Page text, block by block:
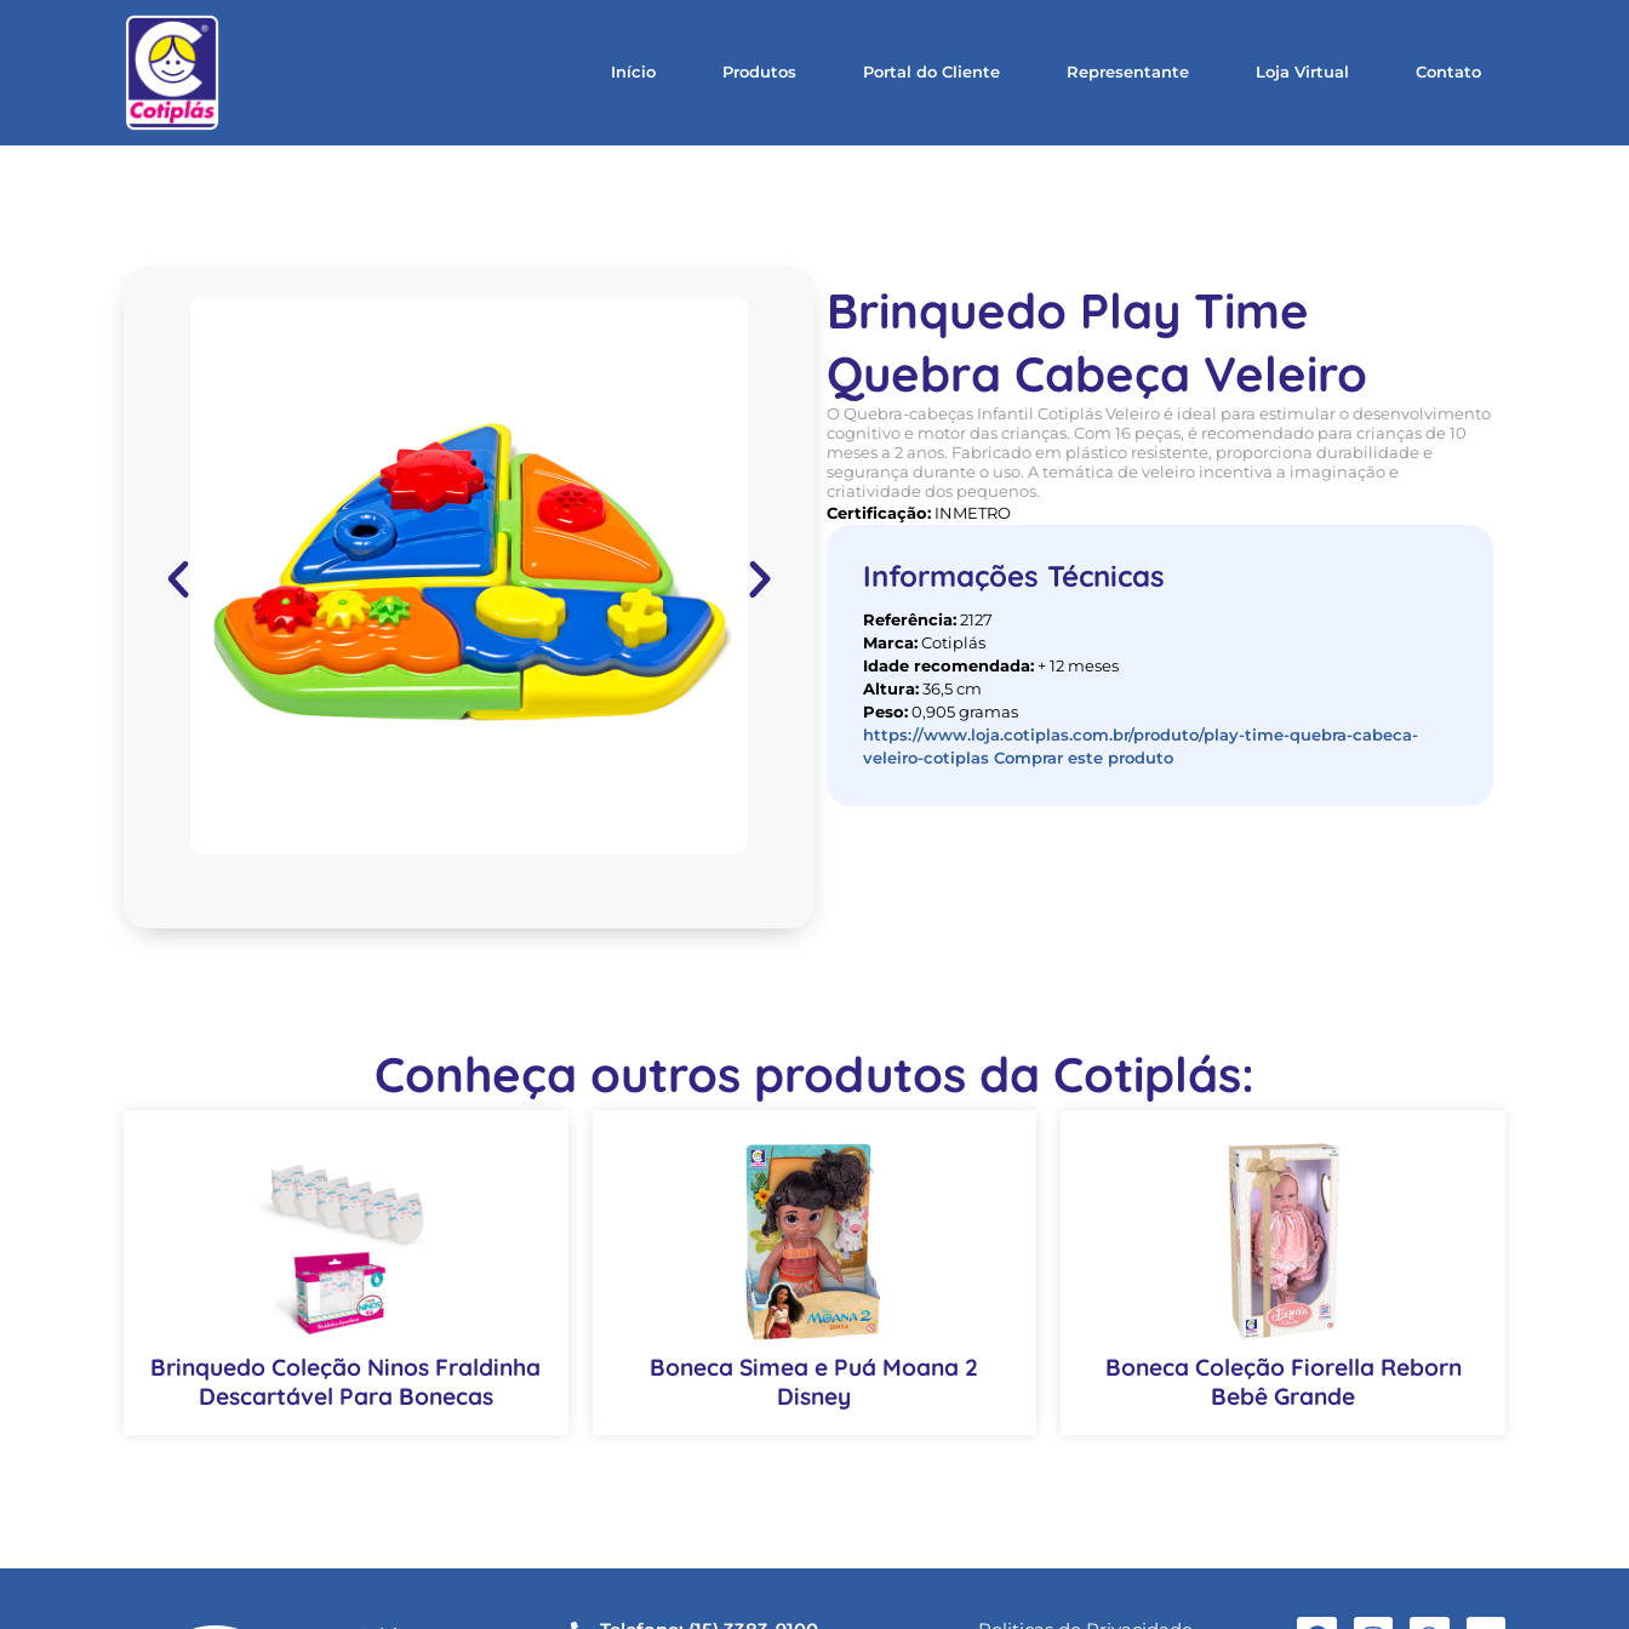
Início Produtos Portal do Cliente Representante Loja Virtual Contato
Brinquedo Play Time
Quebra Cabeça Veleiro
O Quebra-cabeças Infantil Cotiplás Veleiro é ideal para estimular o desenvolvimento
cognitivo e motor das crianças. Com 16 peças, é recomendado para crianças de 10
meses a 2 anos. Fabricado em plástico resistente, proporciona durabilidade e
segurança durante o uso. A temática de veleiro incentiva a imaginação e
criatividade dos pequenos.
Certificação: INMETRO
Informações Técnicas
Referência: 2127
Marca: Cotiplás
Idade recomendada: + 12 meses
Altura: 36,5 cm
Peso: 0,905 gramas
https://www.loja.cotiplas.com.br/produto/play-time-quebra-cabeca-
veleiro-cotiplas Comprar este produto
Conheça outros produtos da Cotiplás:
Brinquedo Coleção Ninos Fraldinha
Descartável Para Bonecas
Boneca Simea e Puá Moana 2
Disney
Boneca Coleção Fiorella Reborn
Bebê Grande